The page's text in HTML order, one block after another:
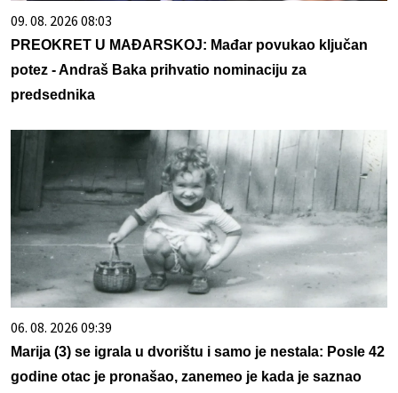
09. 08. 2026 08:03
PREOKRET U MAĐARSKOJ: Mađar povukao ključan
potez - Andraš Baka prihvatio nominaciju za
predsednika
06. 08. 2026 09:39
Marija (3) se igrala u dvorištu i samo je nestala: Posle 42
godine otac je pronašao, zanemeo je kada je saznao